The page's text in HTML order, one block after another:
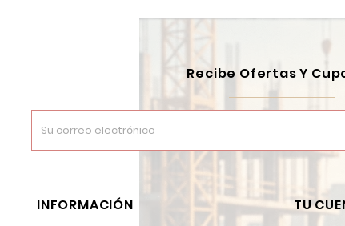
Recibe Ofertas Y
INFORMACIÓN TU